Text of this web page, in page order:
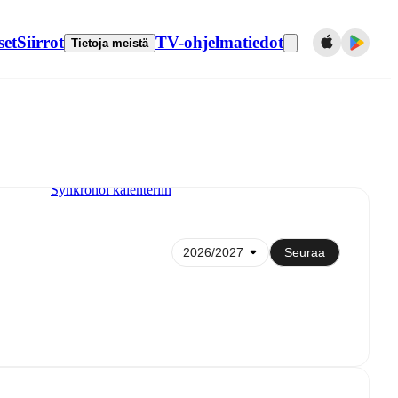
Siirrot Tietoja meistä TV-ohjelmatiedot
Synkronoi kalenteriin
Seuraa